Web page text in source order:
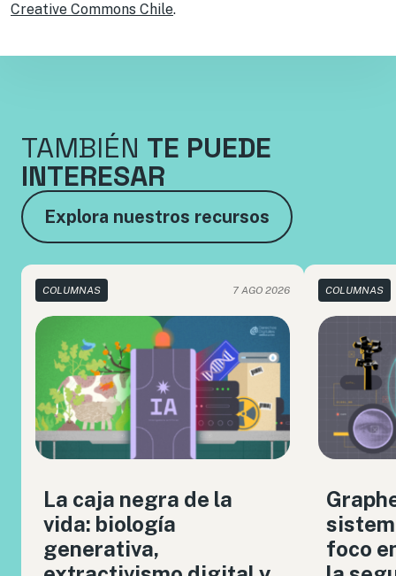
Creative Commons Chile.
TAMBIÉN TE PUEDE
INTERESAR
Explora nuestros recursos
COLUMNAS 7 AGO 2026
La caja negra de la
vida: biología
generativa,
COLUMNAS
foco